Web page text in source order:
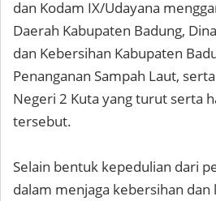
dan Kodam IX/Udayana
Daerah Kabupaten Badung,
dan Kebersihan Kabupaten
Penanganan Sampah Laut,
Negeri 2 Kuta yang turut serta
tersebut.
Selain bentuk kepedulian dari
dalam menjaga kebersihan dan